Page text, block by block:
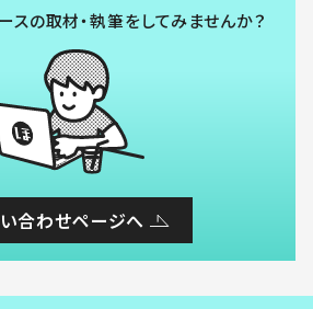
スの取材・執筆をしてみませんか？
合わせページへ